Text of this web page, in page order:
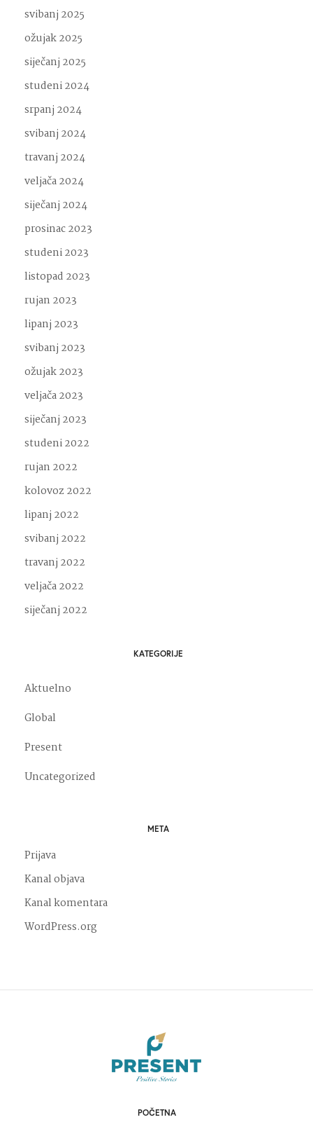
svibanj 2025
ožujak 2025
siječanj 2025
studeni 2024
srpanj 2024
svibanj 2024
travanj 2024
veljača 2024
siječanj 2024
prosinac 2023
studeni 2023
listopad 2023
rujan 2023
lipanj 2023
svibanj 2023
ožujak 2023
veljača 2023
siječanj 2023
studeni 2022
rujan 2022
kolovoz 2022
lipanj 2022
svibanj 2022
travanj 2022
veljača 2022
siječanj 2022
KATEGORIJE
Aktuelno
Global
Present
Uncategorized
META
Prijava
Kanal objava
Kanal komentara
WordPress.org
POČETNA